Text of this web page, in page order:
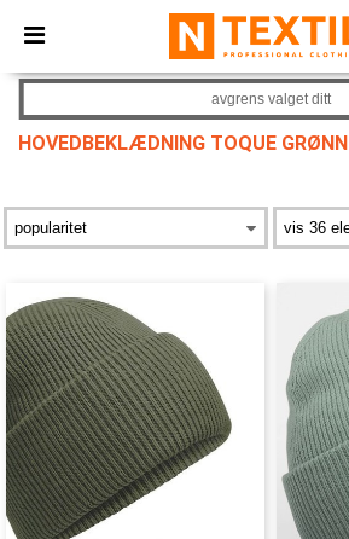
× Ntextil-app
Bedre priser i appen!
HOVEDBEKLÆDNING TOQUE GRØNN
avgrens valget ditt